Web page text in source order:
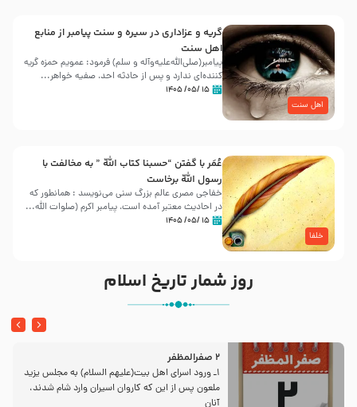
اهل سنت
گریه و عزاداری در سیره و سنت پیامبر از منابع
اهل سنت
پیامبر(صلی‌الله‌علیه‌وآله و سلم) فرمود: عمویم حمزه گریه
کننده‌ای ندارد و پس از حادثه احد، صفیه خواهر...
۱۵ /۰۵/ ۱۴۰۵
خلفا
عُمَر با گفتن “حسبنا كتاب اللّه ” به مخالفت با
رسول اللّه برخاست
خفاجی مصری عالم بزرگ سنی می‌نویسد : همانطور که
در احادیث معتبر آمده است، پیامبر اکرم (صلوات اللّه...
۱۵ /۰۵/ ۱۴۰۵
روز شمار تاریخ اسلام
2 صفرالمظفر
1ـ ورود اسراى اهل بیت‌(علیهم السلام) به مجلس یزید
ملعون پس از این كه كاروان اسیران وارد شام شدند،
آنان